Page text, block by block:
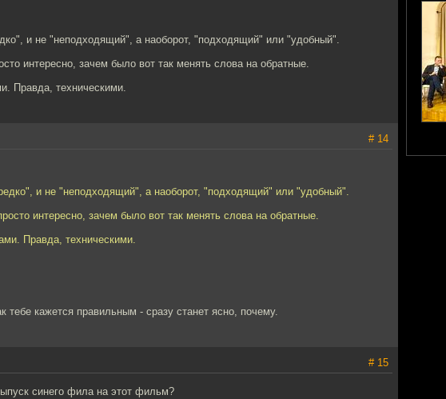
и не "неподходящий", а наоборот, "подходящий" или "удобный".
интересно, зачем было вот так менять слова на обратные.
Правда, техническими.
# 14
и не "неподходящий", а наоборот, "подходящий" или "удобный".
интересно, зачем было вот так менять слова на обратные.
Правда, техническими.
тебе кажется правильным - сразу станет ясно, почему.
# 15
синего фила на этот фильм?